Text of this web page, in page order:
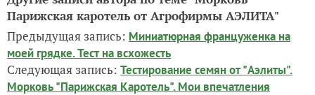
Парижская каротель от Агрофирмы АЭЛИТА"
Предыдущая запись: Миниатюрная француженка на
моей грядке. Тест на всхожесть
Следующая запись: Тестирование семян от "Аэлиты".
Морковь "Парижская Каротель". Мои впечатления